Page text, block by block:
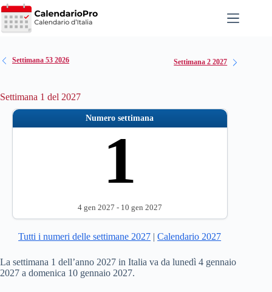
Salta
al
contenuto
Settimana 53 2026 Settimana 2 2027
Settimana 1 del 2027
Numero settimana
1
4 gen 2027 - 10 gen 2027
Tutti i numeri delle settimane 2027 |Calendario 2027
La settimana 1 dell’anno 2027 in Italia va da lunedì 4 gennaio
2027 a domenica 10 gennaio 2027.